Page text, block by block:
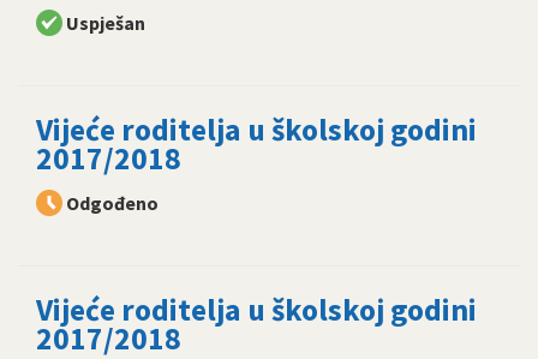
Uspješan
Vijeće roditelja u školskoj godini
2017/2018
Odgođeno
Vijeće roditelja u školskoj godini
2017/2018